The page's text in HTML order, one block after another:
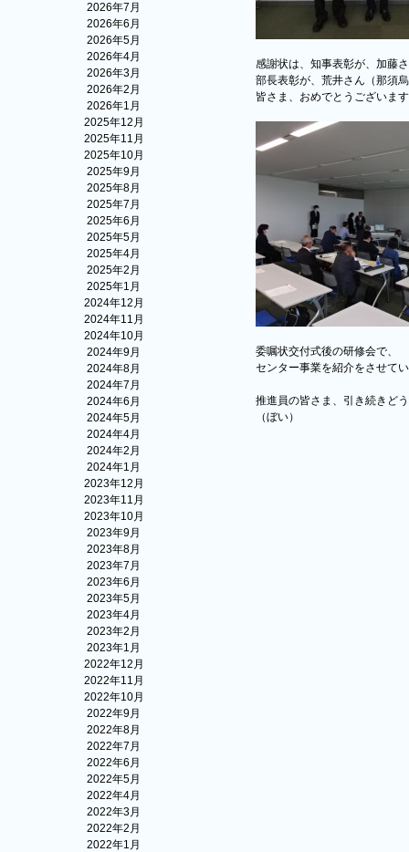
2026年7月
2026年6月
2026年5月
2026年4月
2026年3月
2026年2月
2026年1月
2025年12月
2025年11月
2025年10月
2025年9月
2025年8月
2025年7月
2025年6月
2025年5月
2025年4月
2025年2月
2025年1月
2024年12月
2024年11月
2024年10月
2024年9月
2024年8月
2024年7月
2024年6月
2024年5月
2024年4月
2024年2月
2024年1月
2023年12月
2023年11月
2023年10月
2023年9月
2023年8月
2023年7月
2023年6月
2023年5月
2023年4月
2023年2月
2023年1月
2022年12月
2022年11月
2022年10月
2022年9月
2022年8月
2022年7月
2022年6月
2022年5月
2022年4月
2022年3月
2022年2月
2022年1月
感謝状は、知事表彰が、加藤
部長表彰が、荒井さん（那須
皆さま、おめでとうございま
委嘱状交付式後の研修会で、
センター事業を紹介をさせて
推進員の皆さま、引き続きど
（ぼい）